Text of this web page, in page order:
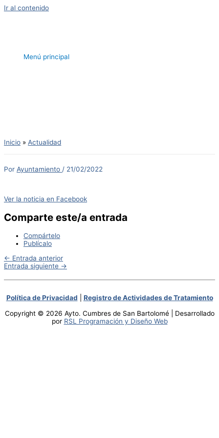
Ir al contenido
Menú principal
Inicio Actualidad
Por Ayuntamiento / 21/02/2022
Ver la noticia en Facebook
Comparte este/a entrada
Compártelo
Publícalo
← Entrada anterior
Entrada siguiente →
Política de Privacidad
Registro de Actividades de Tratamiento
Copyright © 2026 Ayto. Cumbres de San Bartolomé | Desarrollado
por RSL Programación y Diseño Web